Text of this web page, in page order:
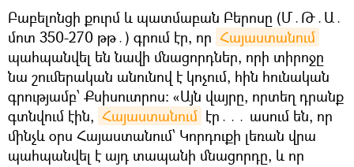
Բաբելոնցի քուրմ և պատմաբան Բերոսը (Մ․Թ․Ա․
մոտ 350-270 թթ․) գրում էր, որ Հայաստանում
պահպանվել են նավի մնացորդներ, որի տիրոջը
նա շումերական անունով է կոչում, հին հունական
գրությամբ՝ Քսիսուտրոս։ «Այն վայրը, որտեղ դրանք
գտնվում էին, Հայաստանում էր․․․ ասում են, որ
մինչև օրս Հայաստանում՝ Կորդուքի լեռան վրա
պահպանվել է այդ տապանի մնացորդը, և որ